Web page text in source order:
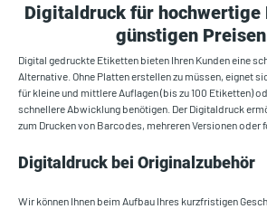
Digitaldruck für hochwertige
günstigen
Digital gedruckte Etiketten bieten Ihren Kunden eine
Alternative. Ohne Platten erstellen zu müssen, eignet
für kleine und mittlere Auflagen (bis zu 100 Etiketten)
schnellere Abwicklung benötigen. Der Digitaldruck
zum Drucken von Barcodes, mehreren Versionen oder
Digitaldruck bei Originalzubehör
Wir können Ihnen beim Aufbau Ihres kurzfristigen